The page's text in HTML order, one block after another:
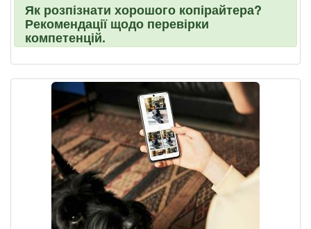
Як розпізнати хорошого копірайтера?
Рекомендації щодо перевірки
компетенцій.